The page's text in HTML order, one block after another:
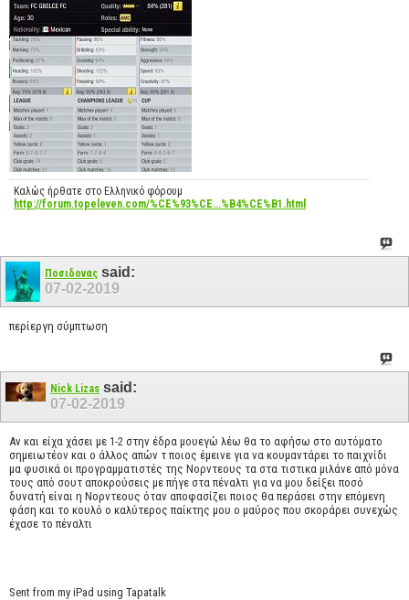
Καλώς ήρθατε στο Ελληνικό φόρουμ
http://forum.topeleven.com/%CE%93%CE...%B4%CE%B1.html
Ποσιδονας said:
07-02-2019
περίεργη σύμπτωση
Nick Lizas said:
07-02-2019
Αν και είχα χάσει με 1-2 στην έδρα μουεγώ λέω θα το αφήσω στο αυτόματο
σημειωτέον και ο άλλος απών τ ποιος έμεινε για να κουμαντάρει το παιχνίδι
μα φυσικά οι προγραμματιστές της Νορντεους τα στα τιστικα μιλάνε από μόνα
τους από σουτ αποκρούσεις με πήγε στα πέναλτι για να μου δείξει ποσό
δυνατή είναι η Νορντεους όταν αποφασίζει ποιος θα περάσει στην επόμενη
φάση και το κουλό ο καλύτερος παίκτης μου ο μαύρος που σκοράρει συνεχώς
έχασε το πέναλτι
Sent from my iPad using Tapatalk